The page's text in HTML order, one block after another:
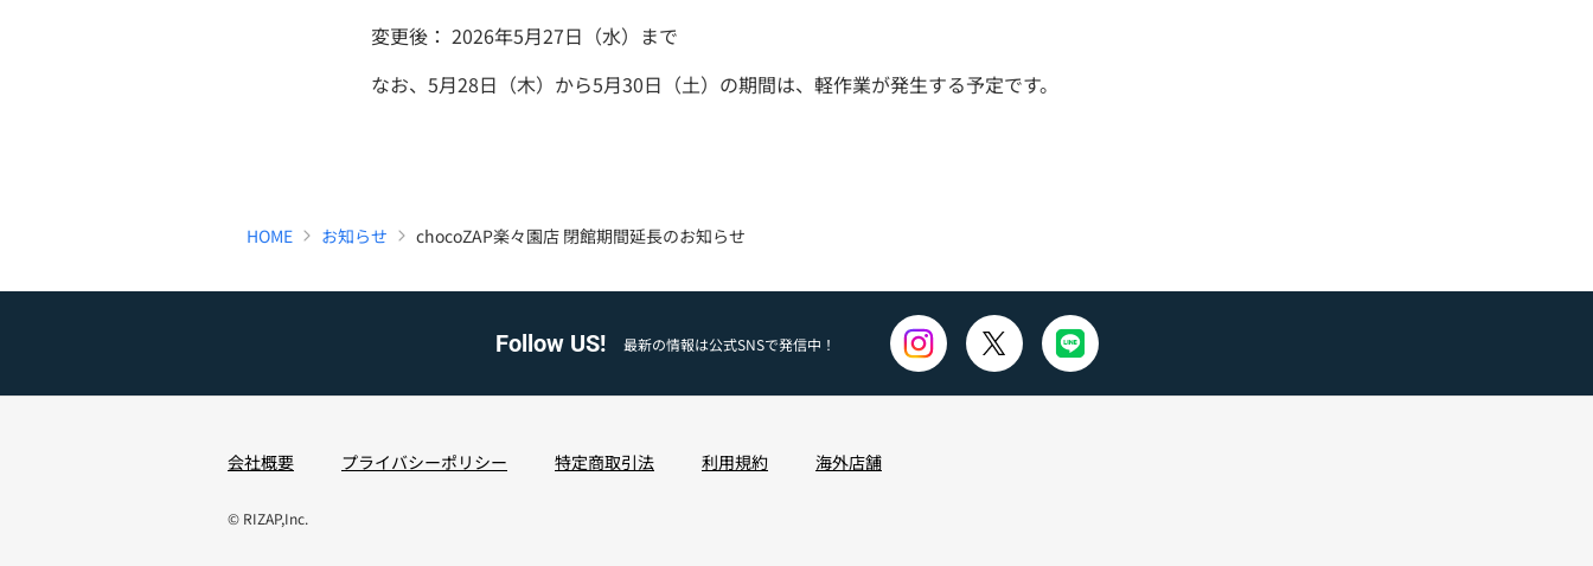
変更後： 2026年5月27日（水）まで
なお、5月28日（木）から5月30日（土）の期間は、軽作業が発生する予定です。
HOME お知らせ chocoZAP楽々園店 閉館期間延長のお知らせ
Follow US! 最新の情報は公式SNSで発信中！
会社概要 プライバシーポリシー 特定商取引法 利用規約 海外店舗
© RIZAP,Inc.